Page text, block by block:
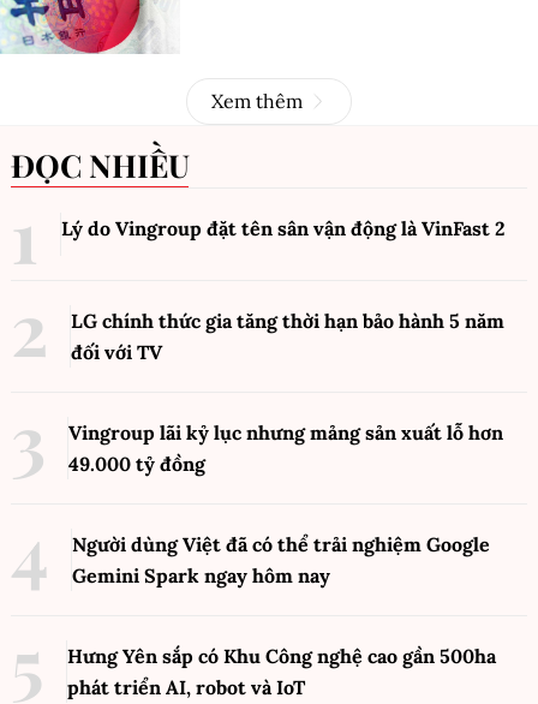
Xem thêm
ĐỌC NHIỀU
Lý do Vingroup đặt tên sân vận động là VinFast 2
LG chính thức gia tăng thời hạn bảo hành 5 năm
đối với TV
Vingroup lãi kỷ lục nhưng mảng sản xuất lỗ hơn
49.000 tỷ đồng
Người dùng Việt đã có thể trải nghiệm Google
Gemini Spark ngay hôm nay
Hưng Yên sắp có Khu Công nghệ cao gần 500ha
phát triển AI, robot và IoT